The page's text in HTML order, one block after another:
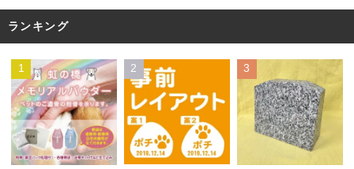
ランキング
1 2 3